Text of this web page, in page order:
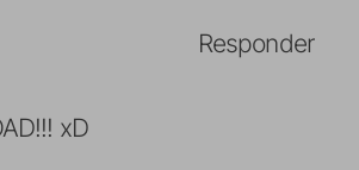
xD
Responder